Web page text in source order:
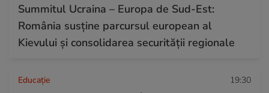
Summitul Ucraina – Europa de Sud-Est:
România susține parcursul european al
Kievului și consolidarea securității regionale
Educație 19:30